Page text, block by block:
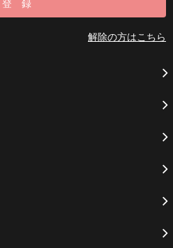
解除の方はこちら